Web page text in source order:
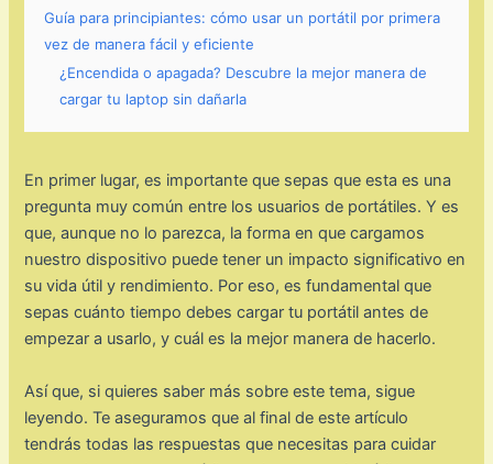
Guía para principiantes: cómo usar un portátil por primera
vez de manera fácil y eficiente
¿Encendida o apagada? Descubre la mejor manera de
cargar tu laptop sin dañarla
En primer lugar, es importante que sepas que esta es una
pregunta muy común entre los usuarios de portátiles. Y es
que, aunque no lo parezca, la forma en que cargamos
nuestro dispositivo puede tener un impacto significativo en
su vida útil y rendimiento. Por eso, es fundamental que
sepas cuánto tiempo debes cargar tu portátil antes de
empezar a usarlo, y cuál es la mejor manera de hacerlo.
Así que, si quieres saber más sobre este tema, sigue
leyendo. Te aseguramos que al final de este artículo
tendrás todas las respuestas que necesitas para cuidar